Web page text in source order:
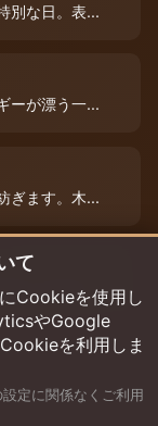
別な日。表...
ーが漂う一...
ぎます。木...
のしなやか...
て
Cookieを使用し
やGoogle
を利用しま
定に関係なくご利用